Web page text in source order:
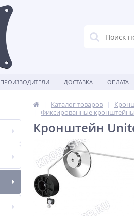
ПРОИЗВОДИТЕЛИ ДОСТАВКА ОПЛАТА
Каталог товаров
Фиксированные кронштейны
Кронштейн